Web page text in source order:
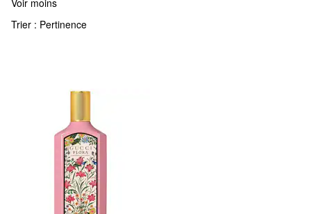
Voir moins
Trier : Pertinence